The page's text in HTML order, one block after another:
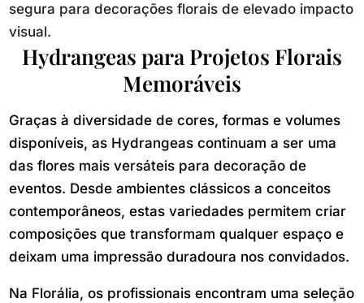
segura para decorações florais de elevado impacto
visual.
Hydrangeas para Projetos Florais
Memoráveis
Graças à diversidade de cores, formas e volumes
disponíveis, as Hydrangeas continuam a ser uma
das flores mais versáteis para decoração de
eventos. Desde ambientes clássicos a conceitos
contemporâneos, estas variedades permitem criar
composições que transformam qualquer espaço e
deixam uma impressão duradoura nos convidados.
Na Florália, os profissionais encontram uma seleção